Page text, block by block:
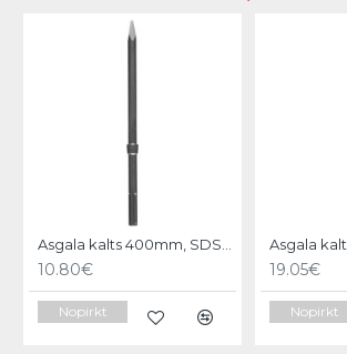
Asgala kalts 400mm, SDS-MAX KWB
10.80€
Nopirkt
19.05€
Nopirkt